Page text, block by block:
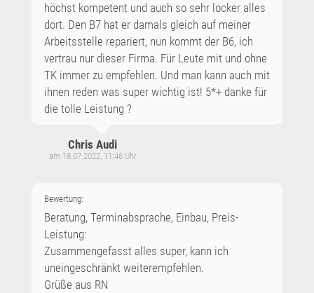
höchst kompetent und auch so sehr locker alles
dort. Den B7 hat er damals gleich auf meiner
Arbeitsstelle repariert, nun kommt der B6, ich
vertrau nur dieser Firma. Für Leute mit und ohne
TK immer zu empfehlen. Und man kann auch mit
ihnen reden was super wichtig ist! 5*+ danke für
die tolle Leistung ?
Chris Audi
am 18.07.2022, 11:46 Uhr
Bewertung:
Beratung, Terminabsprache, Einbau, Preis-
Leistung:
Zusammengefasst alles super, kann ich
uneingeschränkt weiterempfehlen.
Grüße aus RN